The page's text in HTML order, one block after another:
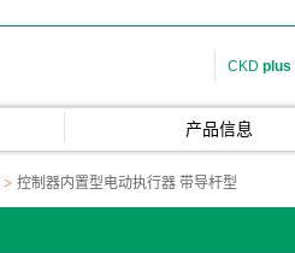
CKD plus
产品信息
控制器内置型电动执行器 带导杆型